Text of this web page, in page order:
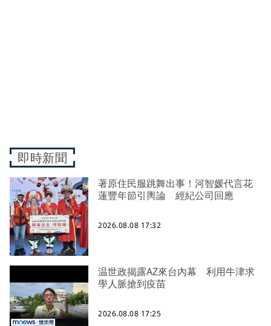
即時新聞
著原住民服跳舞出事！河智媛代言花
蓮豐年節引輿論 經紀公司回應
2026.08.08 17:32
温世政揭露AZ來台內幕 利用牛津求
學人脈搶到疫苗
2026.08.08 17:25